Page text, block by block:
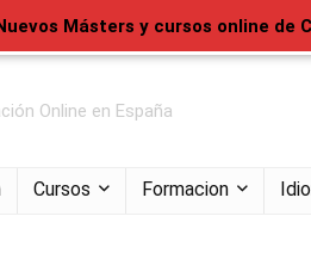
Online en España
Cursos Formacion
Másters y cursos online de